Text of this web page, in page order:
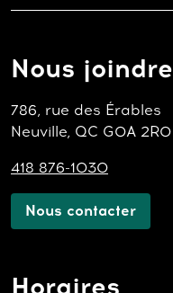
Nous joindre
786, rue des Érables
Neuville, QC G0A 2R0
418 876-1030
Nous contacter
Horaires